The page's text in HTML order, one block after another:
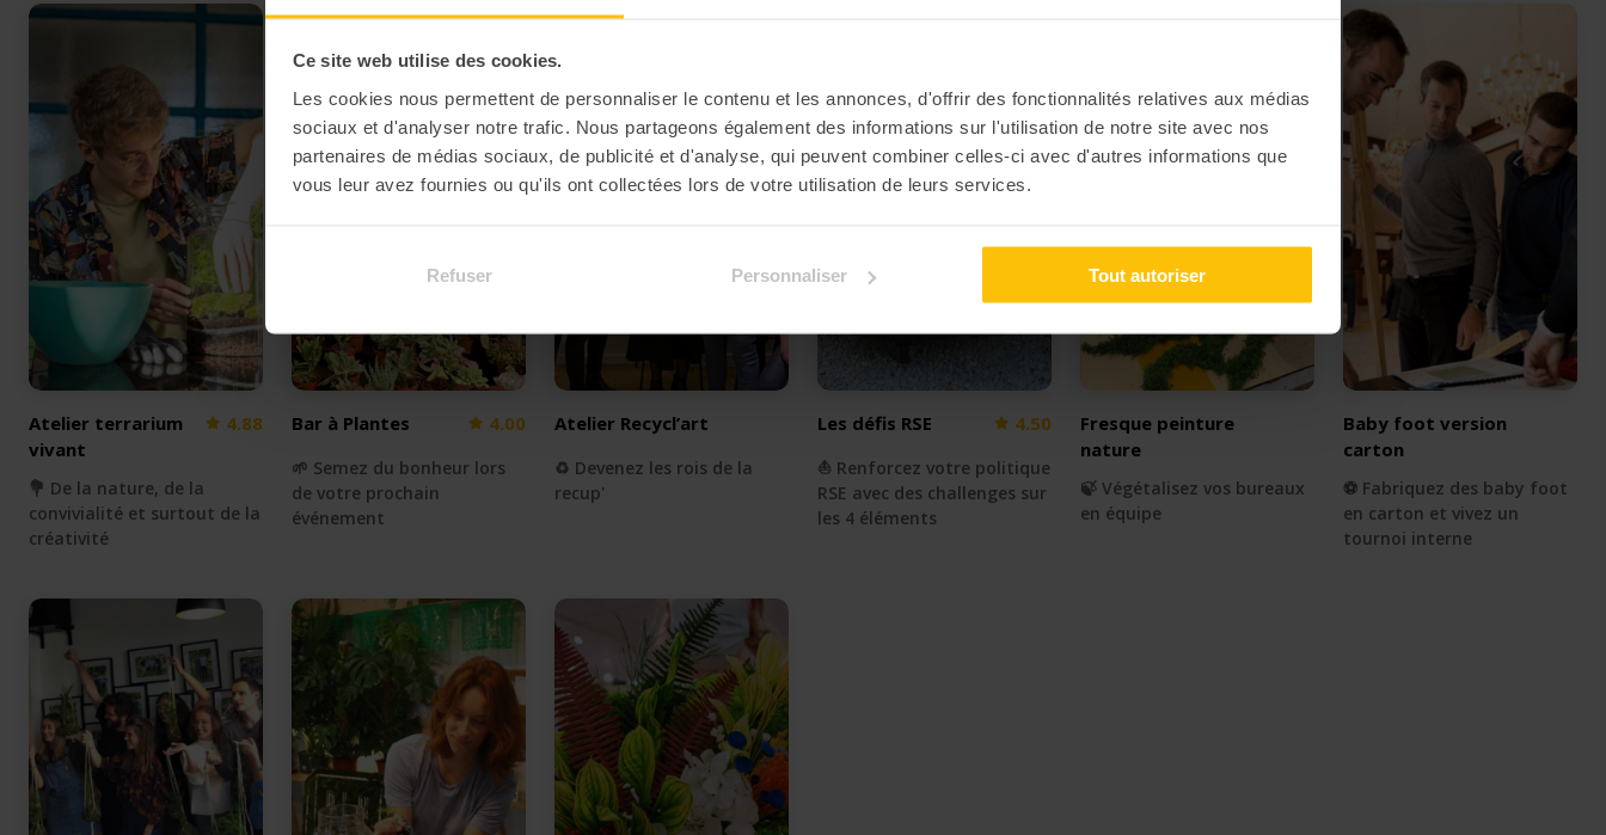
Ce site web utilise des cookies.
Les cookies nous permettent de personnaliser le contenu et les annonces, d'offrir des fonctionnalités relatives aux médias
sociaux et d'analyser notre trafic. Nous partageons également des informations sur l'utilisation de notre site avec nos
partenaires de médias sociaux, de publicité et d'analyse, qui peuvent combiner celles-ci avec d'autres informations que
vous leur avez fournies ou qu'ils ont collectées lors de votre utilisation de leurs services.
Refuser Personnaliser Tout autoriser
Atelier terrarium
vivant
4.88
💐 De la nature, de la
convivialité et surtout de la
créativité
Bar à Plantes 4.00
🌱 Semez du bonheur lors
de votre prochain
événement
Atelier Recycl’art
♻️ Devenez les rois de la
recup'
Les défis RSE 4.50
⛵️ Renforcez votre politique
RSE avec des challenges sur
les 4 éléments
Fresque peinture
nature
🍃 Végétalisez vos bureaux
en équipe
Baby foot version
carton
⚽️ Fabriquez des baby foot
en carton et vivez un
tournoi interne